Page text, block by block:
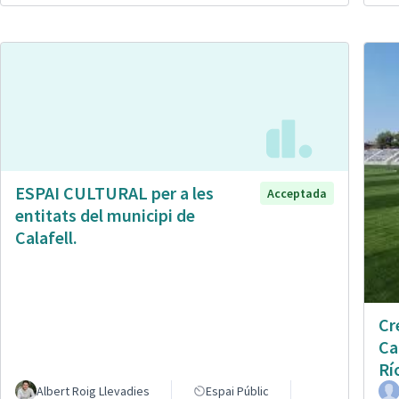
ESPAI CULTURAL per a les
entitats del municipi de
Calafell.
Acceptada
Albert Roig Llevadies Espai Públic